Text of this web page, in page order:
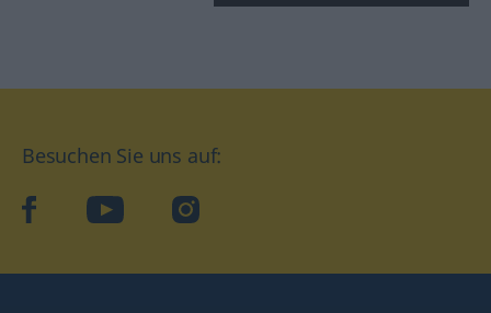
Besuchen Sie uns auf:
facebookYouTube Instagram